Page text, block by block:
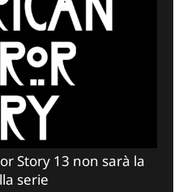
Story 13 non sarà la
serie